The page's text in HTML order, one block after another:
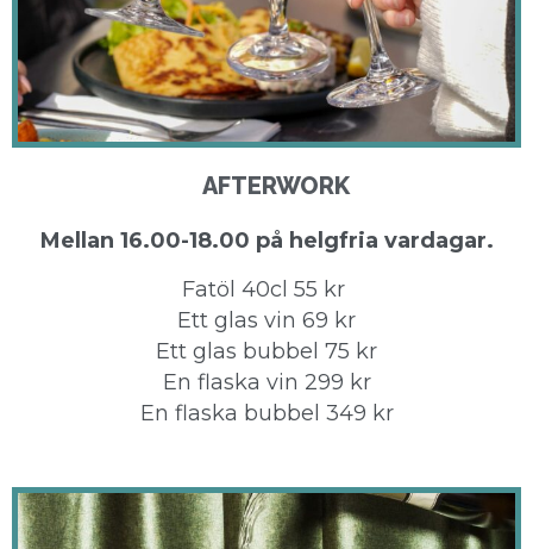
AFTERWORK
Mellan 16.00-18.00 på helgfria vardagar.
Fatöl 40cl 55 kr
Ett glas vin 69 kr
Ett glas bubbel 75 kr
En flaska vin 299 kr
En flaska bubbel 349 kr